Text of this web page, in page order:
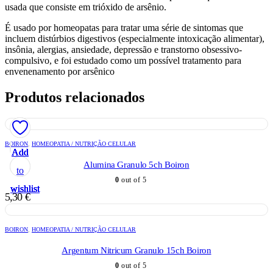
usada que consiste em trióxido de arsênio.
É usado por homeopatas para tratar uma série de sintomas que
incluem distúrbios digestivos (especialmente intoxicação alimentar),
insônia, alergias, ansiedade, depressão e transtorno obsessivo-
compulsivo, e foi estudado como um possível tratamento para
envenenamento por arsênico
Produtos relacionados
Add
to
wishlist
BOIRON HOMEOPATIA / NUTRIÇÃO CELULAR
Alumina Granulo 5ch Boiron
0 out of 5
5,30€
Add
to
wishlist
BOIRON HOMEOPATIA / NUTRIÇÃO CELULAR
Argentum Nitricum Granulo 15ch Boiron
0 out of 5
Add
to
wishlist
Add
to
wishlist
Add
to
wishlist